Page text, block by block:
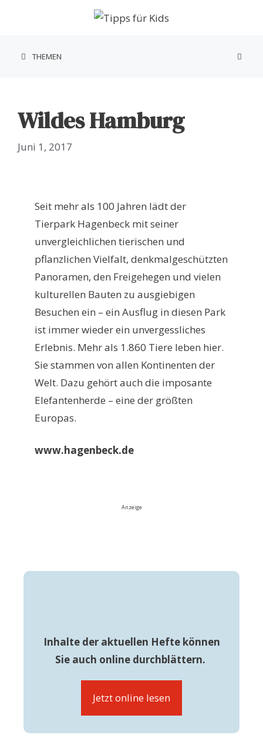
THEMEN
Wildes Hamburg
Juni 1, 2017
Seit mehr als 100 Jahren lädt der
Tierpark Hagenbeck mit seiner
unvergleichlichen tierischen und
pflanzlichen Vielfalt, denkmalgeschützten
Panoramen, den Freigehegen und vielen
kulturellen Bauten zu ausgiebigen
Besuchen ein – ein Ausflug in diesen Park
ist immer wieder ein unvergessliches
Erlebnis. Mehr als 1.860 Tiere leben hier.
Sie stammen von allen Kontinenten der
Welt. Dazu gehört auch die imposante
Elefantenherde – eine der größten
Europas.
www.hagenbeck.de
Anzeige
Inhalte der aktuellen Hefte können
Sie auch online durchblättern.
Jetzt online lesen